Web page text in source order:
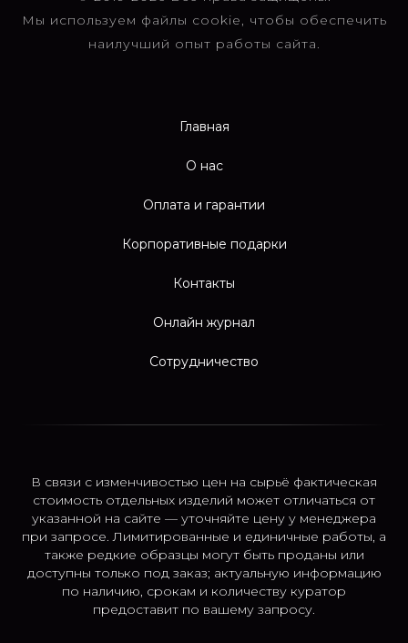
Мы используем файлы cookie, чтобы обеспечить
наилучший опыт работы сайта.
Главная
О нас
Оплата и гарантии
Корпоративные подарки
Контакты
Онлайн журнал
Сотрудничество
В связи с изменчивостью цен на сырьё фактическая
стоимость отдельных изделий может отличаться от
указанной на сайте — уточняйте цену у менеджера
при запросе. Лимитированные и единичные работы, а
также редкие образцы могут быть проданы или
доступны только под заказ; актуальную информацию
по наличию, срокам и количеству куратор
предоставит по вашему запросу.